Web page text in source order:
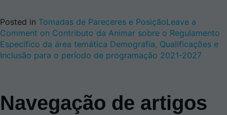
Posted in Tomadas de Pareceres e PosiçãoLeave a
Comment on Contributo da Animar sobre o Regulamento
Especifico da área temática Demografia, Qualificações e
Inclusão para o período de programação 2021-2027
Navegação de artigos